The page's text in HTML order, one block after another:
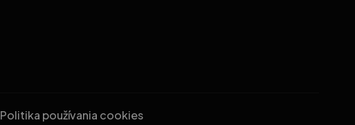
Politika používania cookies